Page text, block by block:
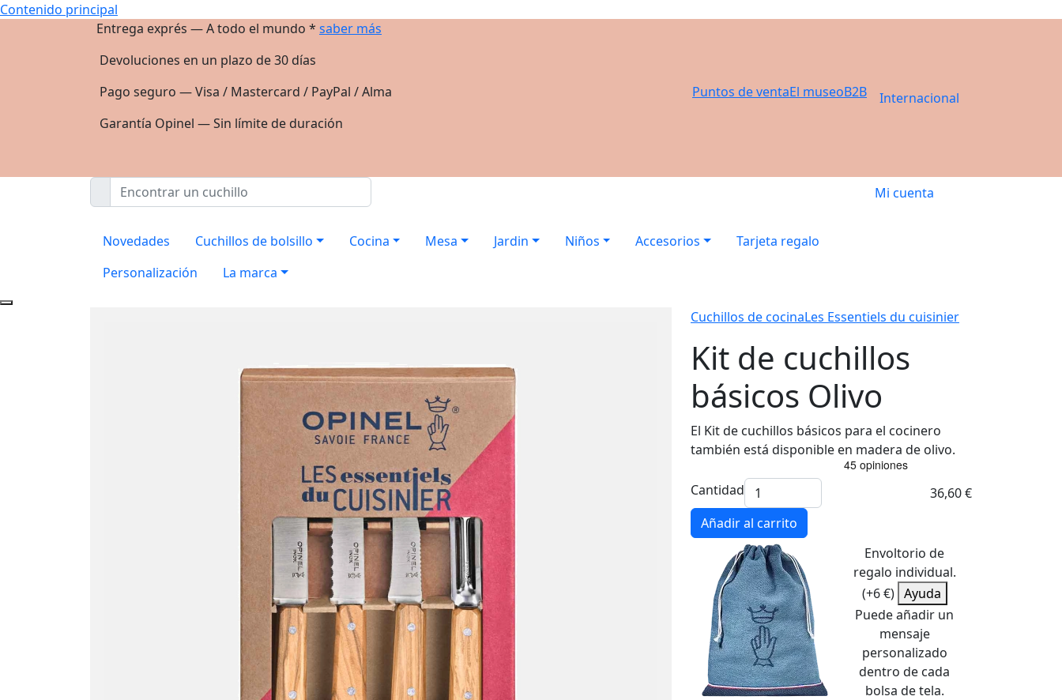
Contenido principal
Entrega exprés — A todo el mundo * saber más
Devoluciones en un plazo de 30 días
Pago seguro — Visa / Mastercard / PayPal / Alma
Garantía Opinel — Sin límite de duración
Puntos de ventaEl museoB2B Internacional
Mi cuenta
Novedades Cuchillos de bolsillo Cocina Mesa Jardin Niños Accesorios
Tarjeta regalo
Personalización
La marca
Cuchillos de cocinaLes Essentiels du cuisinier
Kit de cuchillos
básicos Olivo
El Kit de cuchillos básicos para el cocinero
también está disponible en madera de olivo.
Cantidad
36,60 €
Añadir al carrito
Envoltorio de
regalo individual.
(+6 €) Ayuda
Puede añadir un
mensaje
personalizado
dentro de cada
bolsa de tela.